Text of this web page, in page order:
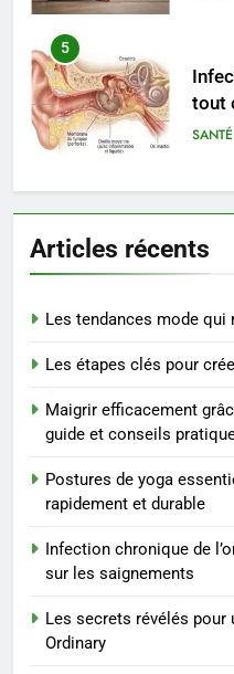
5
tout
SANTÉ
6
SANTÉ
BIEN
8
BIEN
1
Articles récents
Les tendances mode qui
Les étapes clés pour
Maigrir efficacement
guide et conseils
Postures de yoga
rapidement et durable
Infection chronique de
sur les saignements
Les secrets révélés pour
Ordinary